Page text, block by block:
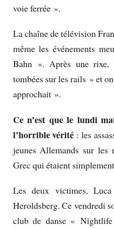
voie ferrée ».
La chaîne de télévision
même les événements
Bahn ». Après une
tombées sur les rails » et
approchait ».
Ce n’est que le lundi
l’horrible vérité : les
jeunes Allemands sur
Grec qui étaient
Les deux victimes,
Heroldsberg. Ce vendredi
club de danse «